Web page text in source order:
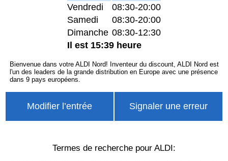
Vendredi
08:30-20:00
Samedi
08:30-20:00
Dimanche 08:30-12:30
Il est 15:39 heure
Bienvenue dans votre ALDI Nord! Inventeur du discount, ALDI Nord est
l'un des leaders de la grande distribution en Europe avec une présence
dans 9 pays européens.
Modifier l’entrée Signaler une erreur
Termes de recherche pour ALDI: